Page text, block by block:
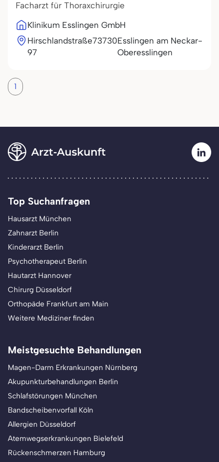
Facharzt für Thoraxchirurgie
Klinikum Esslingen GmbH
Hirschlandstraße
97
73730Esslingen am Neckar-
Oberesslingen
1
Top Suchanfragen
Hausarzt München
Zahnarzt Berlin
Kinderarzt Berlin
Psychotherapeut Berlin
Hautarzt Hannover
Chirurg Düsseldorf
Orthopäde Frankfurt am Main
Weitere Mediziner finden
Meistgesuchte Behandlungen
Magen-Darm Erkrankungen Nürnberg
Akupunkturbehandlungen Berlin
Schlafstörungen München
Bandscheibenvorfall Köln
Allergien Düsseldorf
Atemwegserkrankungen Bielefeld
Rückenschmerzen Hamburg